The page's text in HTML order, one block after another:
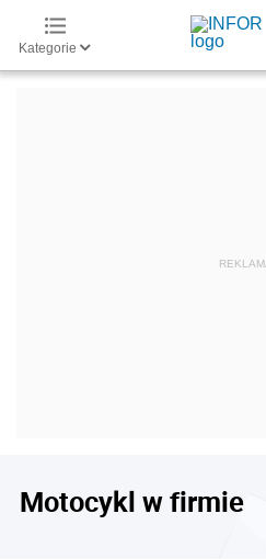
Kategorie
Motocykl w firmie